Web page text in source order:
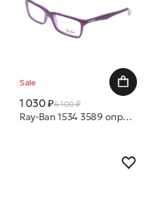
Sale
1 030 ₽4 100 ₽
Ray-Ban 1534 3589 оправа